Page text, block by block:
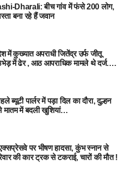
पर क्या बताएंगे? कैसे मुंह दिखाएंगे?
कैसे समझाएंगे ?
#TragicAccident,
GROOM'S DEATH
Dharali: बीच गांव में फंसे 200 लोग,
बना रहे हैं जवान
में कुख्यात अपराधी जितेंद्र उर्फ जीतू
में ढेर , आठ आपराधिक मामले थे दर्ज….
ब्यूटी पार्लर में पड़ा दिल का दौरा, दुल्हन
मातम में बदली खुशियां…
पर भीषण हादसा, कुंभ स्नान से
की कार ट्रक से टकराई, चारों की मौत !